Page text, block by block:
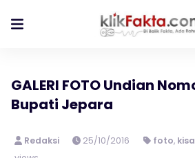
GALERI FOTO Undian
Bupati Jepara
Redaksi 25/10/2016 foto,